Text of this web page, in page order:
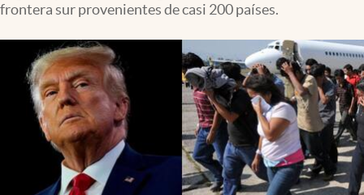
frontera sur provenientes de casi 200 países.